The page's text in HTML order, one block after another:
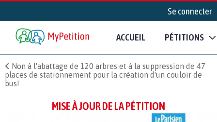
Se connecter
ACCUEIL PÉTITIONS
Non à l'abattage de 120 arbres et à la suppression de 47
places de stationnement pour la création d'un couloir de
bus!
MISE À JOUR DE LA PÉTITION